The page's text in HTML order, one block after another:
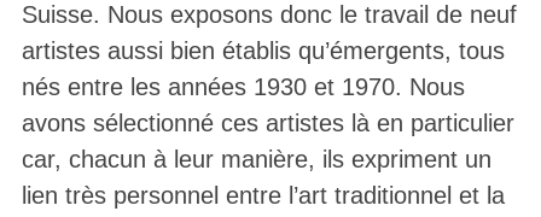
Suisse. Nous exposons donc le travail de neuf
artistes aussi bien établis qu’émergents, tous
nés entre les années 1930 et 1970. Nous
avons sélectionné ces artistes là en particulier
car, chacun à leur manière, ils expriment un
lien très personnel entre l’art traditionnel et la